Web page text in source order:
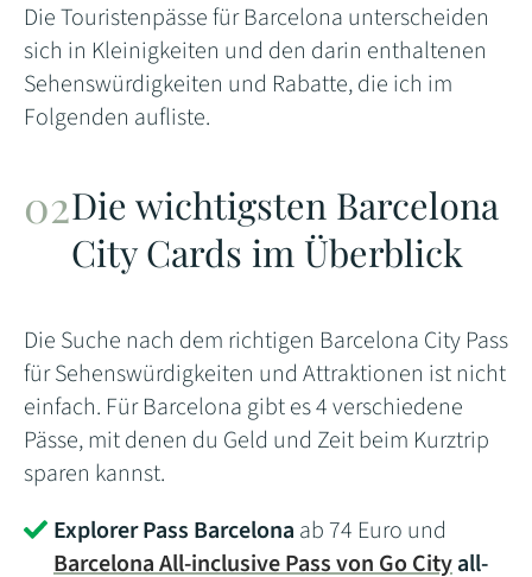
Die Touristenpässe für Barcelona unterscheiden
sich in Kleinigkeiten und den darin enthaltenen
Sehenswürdigkeiten und Rabatte, die ich im
Folgenden aufliste.
Die wichtigsten Barcelona
City Cards im Überblick
Die Suche nach dem richtigen Barcelona City Pass
für Sehenswürdigkeiten und Attraktionen ist nicht
einfach. Für Barcelona gibt es 4 verschiedene
Pässe, mit denen du Geld und Zeit beim Kurztrip
sparen kannst.
Explorer Pass Barcelona ab 74 Euro und
Barcelona All-inclusive Pass von Go Cityall-